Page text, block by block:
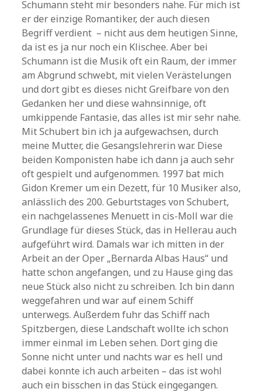
Schumann steht mir besonders nahe. Für mich ist
er der einzige Romantiker, der auch diesen
Begriff verdient – nicht aus dem heutigen Sinne,
da ist es ja nur noch ein Klischee. Aber bei
Schumann ist die Musik oft ein Raum, der immer
am Abgrund schwebt, mit vielen Verästelungen
und dort gibt es dieses nicht Greifbare von den
Gedanken her und diese wahnsinnige, oft
umkippende Fantasie, das alles ist mir sehr nahe.
Mit Schubert bin ich ja aufgewachsen, durch
meine Mutter, die Gesangslehrerin war. Diese
beiden Komponisten habe ich dann ja auch sehr
oft gespielt und aufgenommen. 1997 bat mich
Gidon Kremer um ein Dezett, für 10 Musiker also,
anlässlich des 200. Geburtstages von Schubert,
ein nachgelassenes Menuett in cis-Moll war die
Grundlage für dieses Stück, das in Hellerau auch
aufgeführt wird. Damals war ich mitten in der
Arbeit an der Oper „Bernarda Albas Haus“ und
hatte schon angefangen, und zu Hause ging das
neue Stück also nicht zu schreiben. Ich bin dann
weggefahren und war auf einem Schiff
unterwegs. Außerdem fuhr das Schiff nach
Spitzbergen, diese Landschaft wollte ich schon
immer einmal im Leben sehen. Dort ging die
Sonne nicht unter und nachts war es hell und
dabei konnte ich auch arbeiten – das ist wohl
auch ein bisschen in das Stück eingegangen.